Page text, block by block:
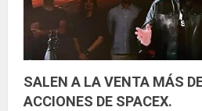
o
SALEN A LA VENTA MÁS
ACCIONES DE SPACEX.